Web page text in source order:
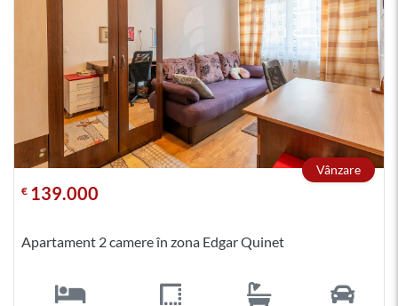
Vânzare
€ 139.000
Apartament 2 camere în zona Edgar Quinet